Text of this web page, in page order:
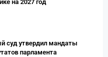
на 2027 год
суд утвердил мандаты
парламента